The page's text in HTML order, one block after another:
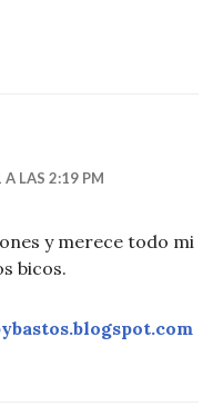
A LAS 2:19 PM
y merece todo mi
bicos.